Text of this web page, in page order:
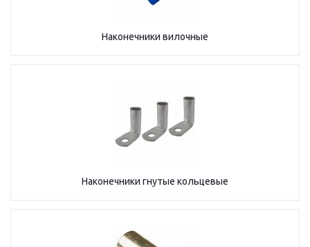
Наконечники вилочные
Наконечники гнутые кольцевые